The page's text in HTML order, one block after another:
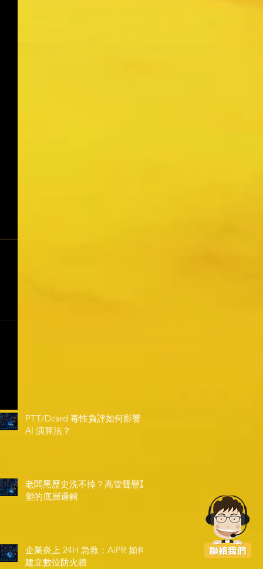
PTT/Dcard 毒性負評如何影響
AI 演算法？
老闆黑歷史洗不掉？高管聲譽重
塑的底層邏輯
企業炎上 24H 急救：AiPR 如何
建立數位防火牆